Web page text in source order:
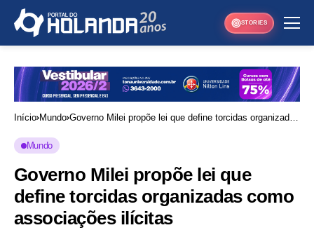
STORIES
Início Mundo Governo Milei propõe lei que define torcidas organizadas
Mundo
Governo Milei propõe lei que
define torcidas organizadas como
associações ilícitas